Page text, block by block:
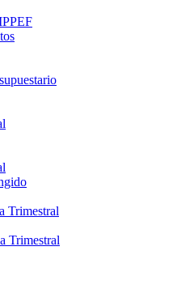
Trimestral
Trimestral